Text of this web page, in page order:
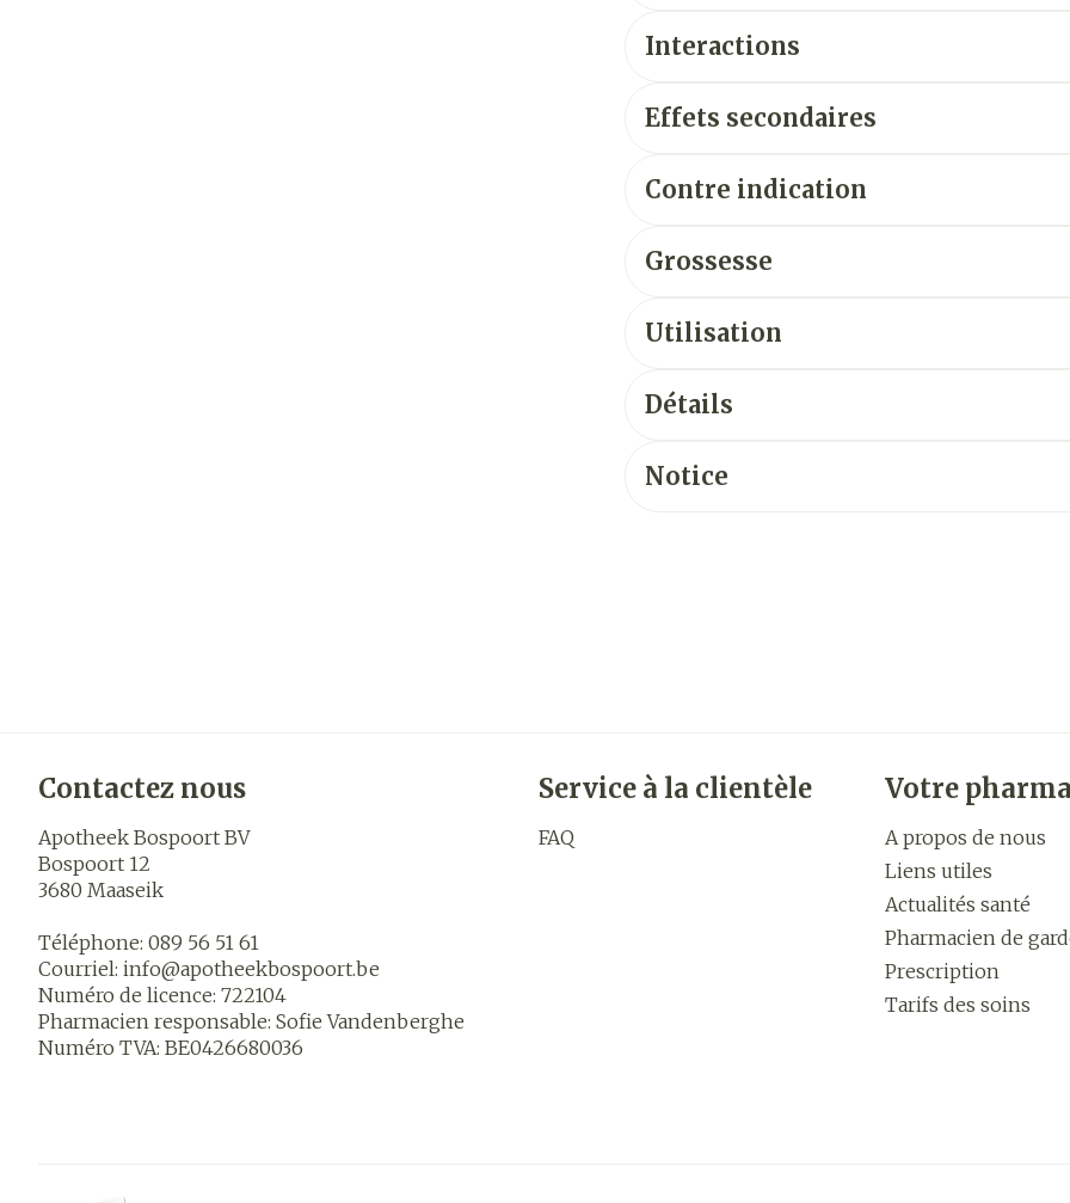
Interactions
Effets secondaires
Contre indication
Grossesse
Utilisation
Détails
Notice
Contactez nous
Apotheek Bospoort BV
Bospoort 12
3680 Maaseik
Téléphone: 089 56 51 61
Courriel: info@apotheekbospoort.be
Numéro de licence: 722104
Pharmacien responsable: Sofie Vandenberghe
Numéro TVA: BE0426680036
Service à la clientèle
FAQ
Votre
A propos de nous
Liens utiles
Actualités santé
Pharmacien de
Prescription
Tarifs des soins